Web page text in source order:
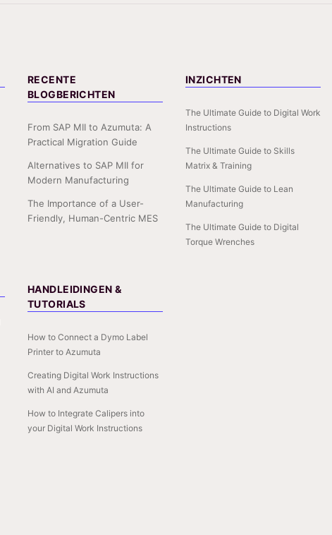
RECENTE
BLOGBERICHTEN
From SAP MII to Azumuta: A
Practical Migration Guide
Alternatives to SAP MII for
Modern Manufacturing
The Importance of a User-
Friendly, Human-Centric MES
INZICHTEN
The Ultimate Guide to Digital Work
Instructions
The Ultimate Guide to Skills
Matrix & Training
The Ultimate Guide to Lean
Manufacturing
The Ultimate Guide to Digital
Torque Wrenches
HANDLEIDINGEN &
TUTORIALS
How to Connect a Dymo Label
Printer to Azumuta
Creating Digital Work Instructions
with AI and Azumuta
How to Integrate Calipers into
your Digital Work Instructions